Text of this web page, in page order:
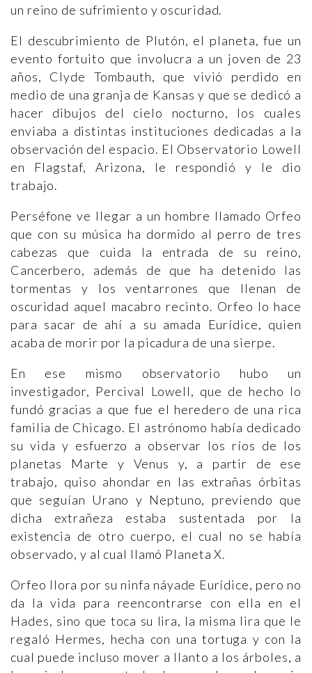
un reino de sufrimiento y oscuridad.
El descubrimiento de Plutón, el planeta, fue un
evento fortuito que involucra a un joven de 23
años, Clyde Tombauth, que vivió perdido en
medio de una granja de Kansas y que se dedicó a
hacer dibujos del cielo nocturno, los cuales
enviaba a distintas instituciones dedicadas a la
observación del espacio. El Observatorio Lowell
en Flagstaf, Arizona, le respondió y le dio
trabajo.
Perséfone ve llegar a un hombre llamado Orfeo
que con su música ha dormido al perro de tres
cabezas que cuida la entrada de su reino,
Cancerbero, además de que ha detenido las
tormentas y los ventarrones que llenan de
oscuridad aquel macabro recinto. Orfeo lo hace
para sacar de ahí a su amada Eurídice, quien
acaba de morir por la picadura de una sierpe.
En ese mismo observatorio hubo un
investigador, Percival Lowell, que de hecho lo
fundó gracias a que fue el heredero de una rica
familia de Chicago. El astrónomo había dedicado
su vida y esfuerzo a observar los ríos de los
planetas Marte y Venus y, a partir de ese
trabajo, quiso ahondar en las extrañas órbitas
que seguían Urano y Neptuno, previendo que
dicha extrañeza estaba sustentada por la
existencia de otro cuerpo, el cual no se había
observado, y al cual llamó Planeta X.
Orfeo llora por su ninfa náyade Eurídice, pero no
da la vida para reencontrarse con ella en el
Hades, sino que toca su lira, la misma lira que le
regaló Hermes, hecha con una tortuga y con la
cual puede incluso mover a llanto a los árboles, a